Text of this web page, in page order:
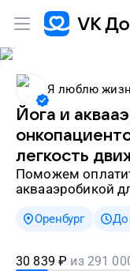
Я люблю
Йога и
легкость
Поможем оплатить занятия йогой и
аквааэробикой
Оренбург До
30 839 ₽ из 291